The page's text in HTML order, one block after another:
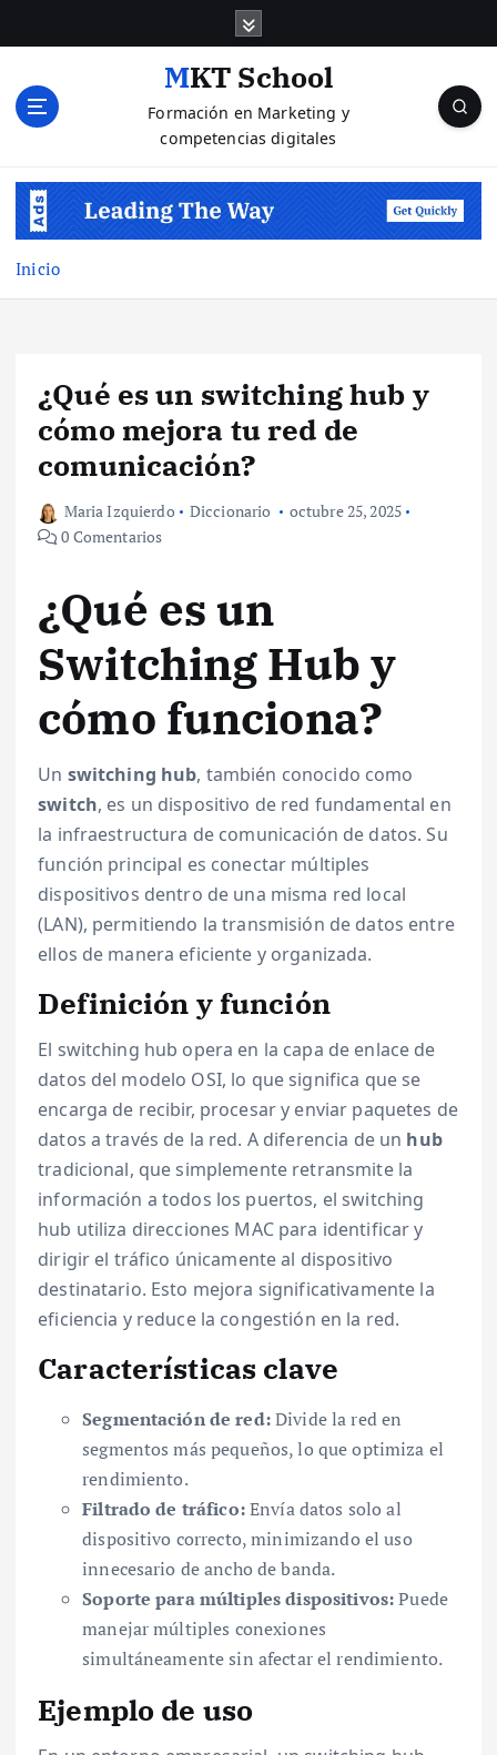
MKT School
Formación en Marketing y
competencias digitales
Inicio
¿Qué es un switching hub y
cómo mejora tu red de
comunicación?
Maria Izquierdo Diccionario
octubre 25, 2025
0 Comentarios
¿Qué es un
Switching Hub y
cómo funciona?
Un switching hub, también conocido como
switch, es un dispositivo de red fundamental en
la infraestructura de comunicación de datos. Su
función principal es conectar múltiples
dispositivos dentro de una misma red local
(LAN), permitiendo la transmisión de datos entre
ellos de manera eficiente y organizada.
Definición y función
El switching hub opera en la capa de enlace de
datos del modelo OSI, lo que significa que se
encarga de recibir, procesar y enviar paquetes de
datos a través de la red. A diferencia de un hub
tradicional, que simplemente retransmite la
información a todos los puertos, el switching
hub utiliza direcciones MAC para identificar y
dirigir el tráfico únicamente al dispositivo
destinatario. Esto mejora significativamente la
eficiencia y reduce la congestión en la red.
Características clave
Segmentación de red:Divide la red en
segmentos más pequeños, lo que optimiza el
rendimiento.
Filtrado de tráfico:Envía datos solo al
dispositivo correcto, minimizando el uso
innecesario de ancho de banda.
Soporte para múltiples dispositivos:Puede
manejar múltiples conexiones
simultáneamente sin afectar el rendimiento.
Ejemplo de uso